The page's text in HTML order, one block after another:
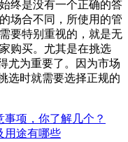
终是没有一个正确的答
场合不同，所使用的管
要特别重视的，就是无
购买。尤其是在挑选
尤为重要了。因为市场
选时就需要选择正规的
项，你了解几个？
用途有哪些